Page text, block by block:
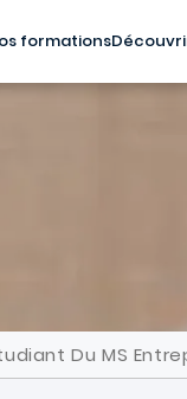
formations
Du MS